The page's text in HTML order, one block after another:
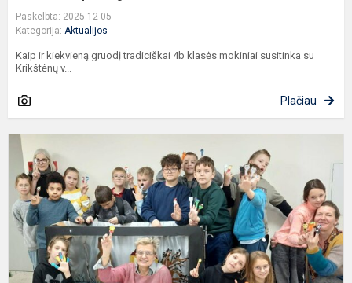
Paskelbta: 2025-12-05
Kategorija: Aktualijos
Kaip ir kiekvieną gruodį tradiciškai 4b klasės mokiniai susitinka su
Krikštėnų v...
Plačiau